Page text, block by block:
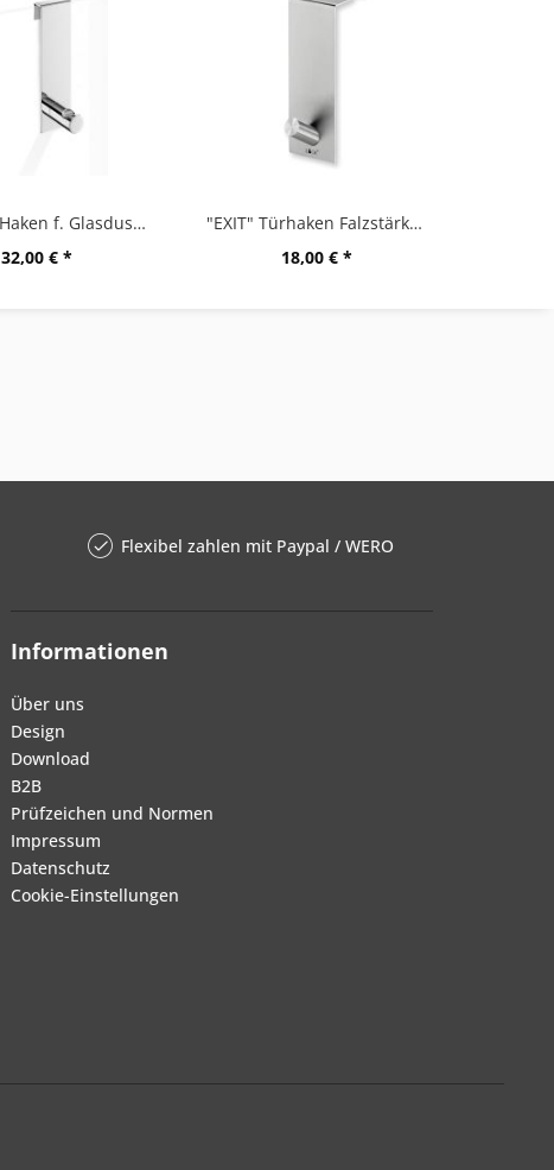
"BATOS" Haken f. Glasduschwand, HG
32,00 € *
"EXIT" Türhaken Falzstärke 16 mm
18,00 € *
Flexibel zahlen mit Paypal / WERO
Informationen
Über uns
Design
Download
B2B
Prüfzeichen und Normen
Impressum
Datenschutz
Cookie-Einstellungen